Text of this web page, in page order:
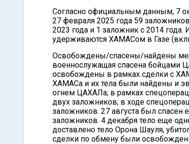
Согласно официальным данным, 7
27 февраля 2025 года 59
2023 года и 1 заложник с 2014
удерживаются ХАМАСом в Газе
Освобождены/спасены/найдены
военнослужащая спасена бойцами
освобождены в рамках сделки с
ХАМАСа и их тела были найдены и
огнем ЦАХАЛа; в рамках
двух заложников; в ходе
заложников. 27 августа был
заложников. 4 декабря тело еще
доставлено тело Орона Шауля,
сделки по обмену были